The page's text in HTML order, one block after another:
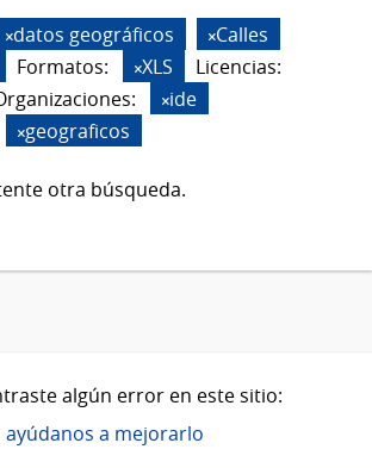
datos geográficos
Calles
Formatos: XLS
Licencias:
ide
geograficos
otra búsqueda.
algún error en este sitio:
ayúdanos a mejorarlo